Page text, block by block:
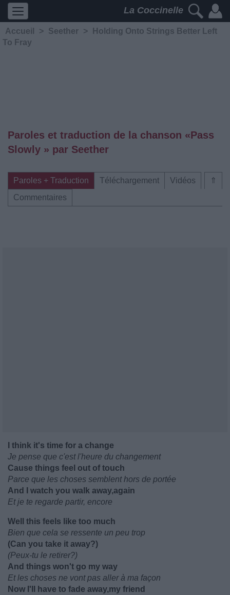
La Coccinelle
Accueil > Seether >
Holding Onto Strings Better Left
To Fray
Paroles et traduction de la chanson «Pass
Slowly » par Seether
⇑
Paroles + Traduction Téléchargement
Vidéos
Commentaires
I think it's time for a change
Je pense que c'est l'heure du changement
Cause things feel out of touch
Parce que les choses semblent hors de portée
And I watch you walk away,again
Et je te regarde partir, encore
Well this feels like too much
Bien que cela se ressente un peu trop
(Can you take it away?)
(Peux-tu le retirer?)
And things won't go my way
Et les choses ne vont pas aller à ma façon
Now I'll have to fade away,my friend